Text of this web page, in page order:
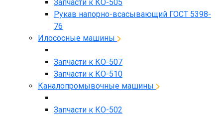
Запчасти к КО-505
Рукав напорно-всасывающий ГОСТ 5398-
76
Илососные машины
Запчасти к КО-507
Запчасти к КО-510
Каналопромывочные машины
Запчасти к КО-502